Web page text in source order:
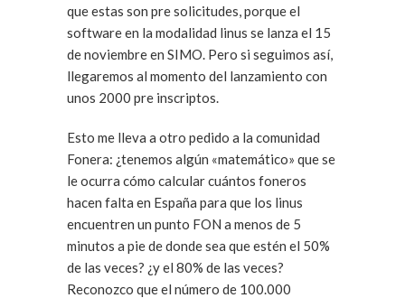
que estas son pre solicitudes, porque el
software en la modalidad linus se lanza el 15
de noviembre en SIMO. Pero si seguimos así,
llegaremos al momento del lanzamiento con
unos 2000 pre inscriptos.
Esto me lleva a otro pedido a la comunidad
Fonera: ¿tenemos algún «matemático» que se
le ocurra cómo calcular cuántos foneros
hacen falta en España para que los linus
encuentren un punto FON a menos de 5
minutos a pie de donde sea que estén el 50%
de las veces? ¿y el 80% de las veces?
Reconozco que el número de 100.000